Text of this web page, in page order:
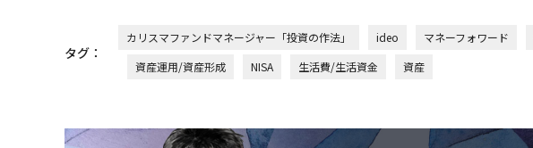
タグ：
カリスマファンドマネージャー「投資の作法」 ideo マネーフォワード
資産運用/資産形成
NISA 生活費/生活資金 資産